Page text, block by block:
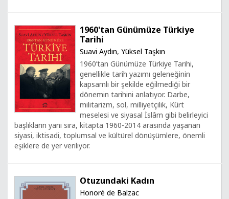
1960'tan Günümüze Türkiye
Tarihi
Suavi Aydın, Yüksel Taşkın
1960’tan Günümüze Türkiye Tarihi,
genellikle tarih yazımı geleneğinin
kapsamlı bir şekilde eğilmediği bir
dönemin tarihini anlatıyor. Darbe,
militarizm, sol, milliyetçilik, Kürt
meselesi ve siyasal İslâm gibi belirleyici
başlıkların yanı sıra, kitapta 1960-2014 arasında yaşanan
siyasi, iktisadi, toplumsal ve kültürel dönüşümlere, önemli
eşiklere de yer veriliyor.
Otuzundaki Kadın
Honoré de Balzac